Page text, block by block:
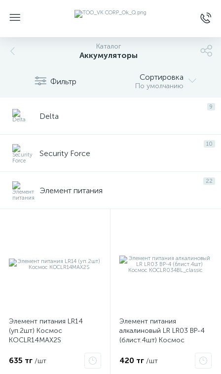
Каталог
Аккумуляторы
Фильтр Сортировка
По умолчанию
9
Delta
10
Security Force
22
Элемент питания
Элемент питания LR14
(уп.2шт) Космос
KOCLR14MAX2S
635 тг /шт
Элемент питания
алкалиновый LR LR03 BP-4
(блист.4шт) Космос
420 тг /шт